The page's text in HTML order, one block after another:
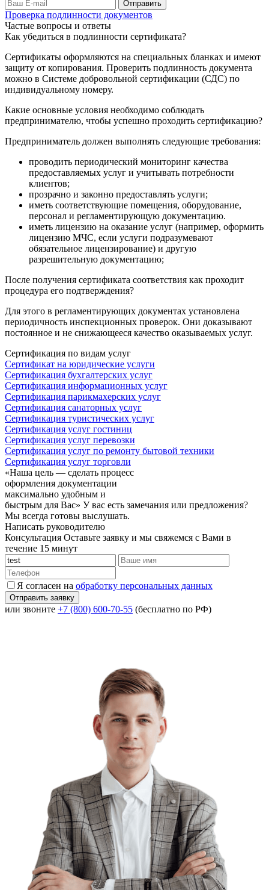
Проверка подлинности документов
Частые вопросы и ответы
Как убедиться в подлинности сертификата?
Сертификаты оформляются на специальных бланках и имеют
защиту от копирования. Проверить подлинность документа
можно в Системе добровольной сертификации (СДС) по
индивидуальному номеру.
Какие основные условия необходимо соблюдать
предпринимателю, чтобы успешно проходить сертификацию?
Предприниматель должен выполнять следующие требования:
проводить периодический мониторинг качества
предоставляемых услуг и учитывать потребности
клиентов;
прозрачно и законно предоставлять услуги;
иметь соответствующие помещения, оборудование,
персонал и регламентирующую документацию.
иметь лицензию на оказание услуг (например, оформить
лицензию МЧС, если услуги подразумевают
обязательное лицензирование) и другую
разрешительную документацию;
После получения сертификата соответствия как проходит
процедура его подтверждения?
Для этого в регламентирующих документах установлена
периодичность инспекционных проверок. Они доказывают
постоянное и не снижающееся качество оказываемых услуг.
Сертификация по видам услуг
Сертификат на юридические услуги
Сертификация бухгалтерских услуг
Сертификация информационных услуг
Сертификация парикмахерских услуг
Сертификация санаторных услуг
Сертификация туристических услуг
Сертификация услуг гостиниц
Сертификация услуг перевозки
Сертификация услуг по ремонту бытовой техники
Сертификация услуг торговли
«Наша цель — сделать процесс
оформления документации
максимально удобным и
быстрым для Вас» У вас есть замечания или предложения?
Мы всегда готовы выслушать.
Написать руководителю
Консультация Оставьте заявку и мы свяжемся с Вами в
течение 15 минут
Я согласен на обработку персональных данных
или звоните +7 (800) 600-70-55 (бесплатно по РФ)